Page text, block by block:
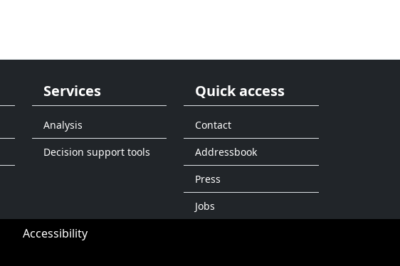
Services
Analysis
Decision support tools
Quick access
Contact
Addressbook
Press
Jobs
Accessibility